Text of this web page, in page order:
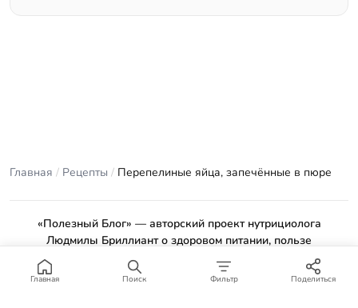
Главная / Рецепты / Перепелиные яйца, запечённые в пюре
«Полезный Блог» — авторский проект нутрициолога
Людмилы Бриллиант о здоровом питании, пользе
продуктов и проверенных рецептах.
Материалы сайта носят ознакомительный характер и не
Главная Поиск Фильтр Поделиться